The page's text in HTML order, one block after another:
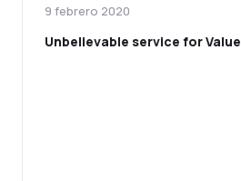
9 febrero 2020
Unbelievable service for Value